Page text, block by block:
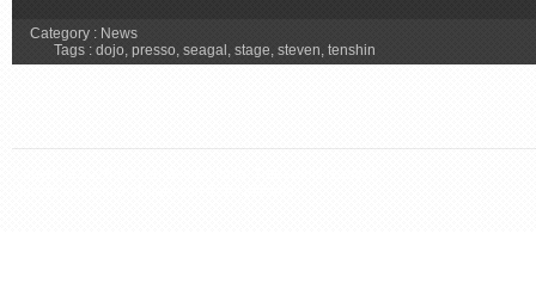
Category : News
Tags : dojo, presso, seagal , stage, steven, tenshin